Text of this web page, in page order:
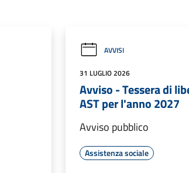
AVVISI
31 LUGLIO 2026
Avviso - Tessera di
AST per l'anno 2027
Avviso pubblico
Assistenza sociale